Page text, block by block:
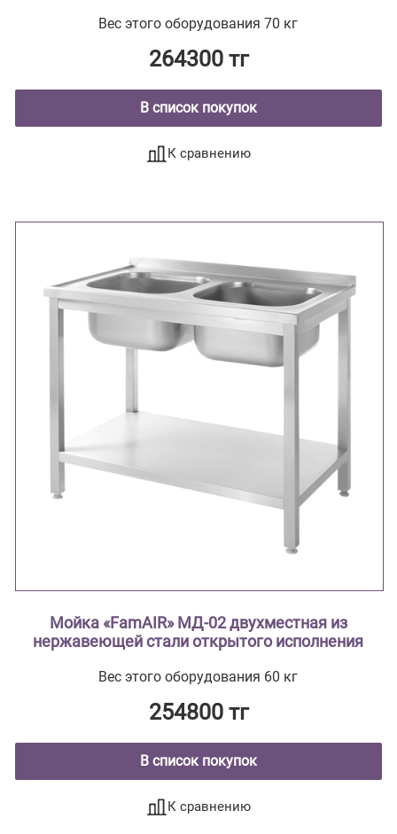
Вес этого оборудования 70 кг
264300 тг
В список покупок
К сравнению
Мойка «FamAIR» МД-02 двухместная из
нержавеющей стали открытого исполнения
Вес этого оборудования 60 кг
254800 тг
В список покупок
К сравнению